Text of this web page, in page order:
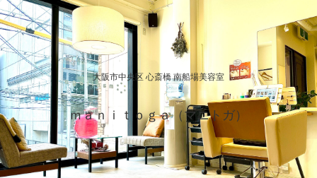
大阪市中央区 心斎橋 南船場美容室
ｍａｎｉｔｏｇａ（マニトガ）